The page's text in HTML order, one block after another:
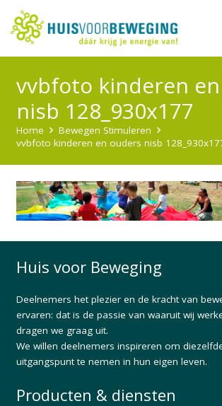
vvbfoto kinderen
nisb 128_930x177
Home
Bewegen Stimuleren
vvbfoto kinderen en ouders nisb
Huis voor Beweging
Deelnemers het plezier en de kracht van
ervaren: dat is de passie van waaruit wij
dragen we graag uit.
We willen deelnemers inspireren om
uitgangspunt te nemen in hun eigen leven.
Producten & diensten